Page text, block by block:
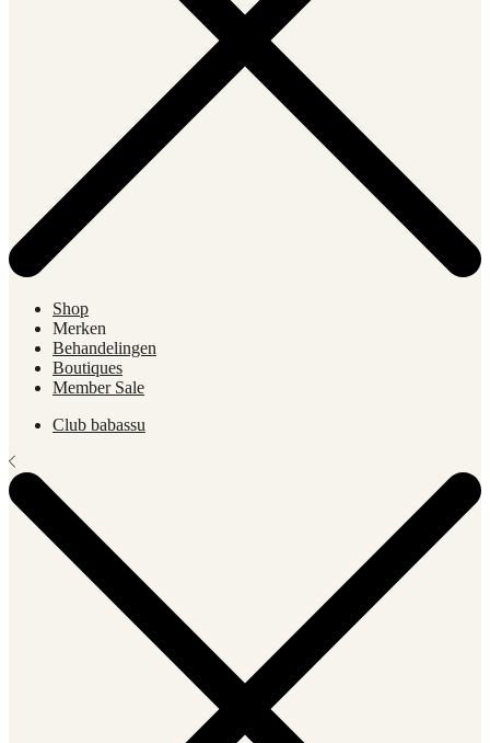
Shop
Merken
Behandelingen
Boutiques
Member Sale
Club babassu